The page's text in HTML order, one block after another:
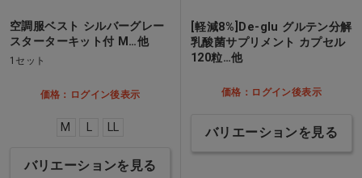
空調服ベスト シルバーグレー
スターターキット付 M…他
1セット
価格：ログイン後表示
M
バリエーションを見る
[軽減8%]De-glu グルテン分解
乳酸菌サプリメント カプセル
120粒…他
価格：ログイン後表示
バリエーションを見る